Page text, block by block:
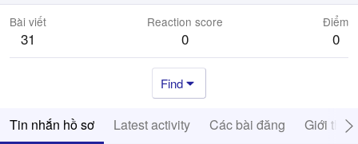
Bài viết
31
Reaction score
0
Điểm
0
Find
Tin nhắn hồ sơ Latest activity Các bài đăng Giới thiệu